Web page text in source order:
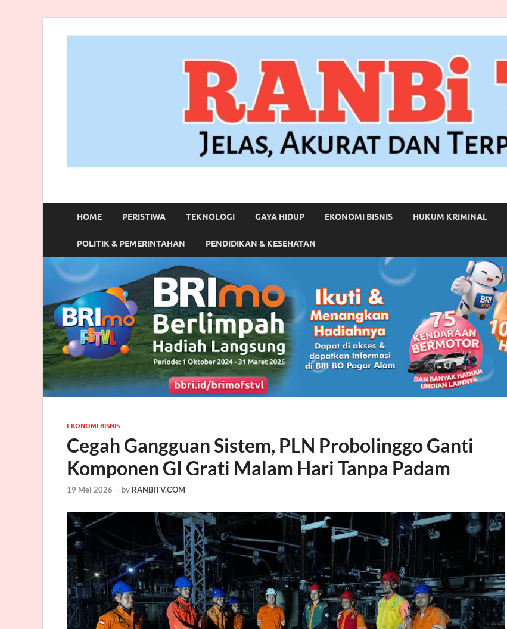
RANBITV.COM
HOME PERISTIWA TEKNOLOGI GAYA HIDUP EKONOMI BISNIS HUKUM KRIMINAL
POLITIK & PEMERINTAHAN PENDIDIKAN & KESEHATAN
EKONOMI BISNIS
Cegah Gangguan Sistem, PLN Probolinggo Ganti
Komponen GI Grati Malam Hari Tanpa Padam
19 Mei 2026 - by RANBITV.COM